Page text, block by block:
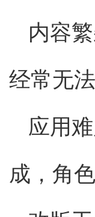
内容
经常无
应用
成，角